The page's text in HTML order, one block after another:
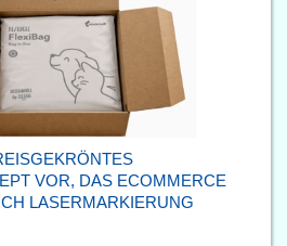
VOR, DAS ECOMMERCE
LASERMARKIERUNG